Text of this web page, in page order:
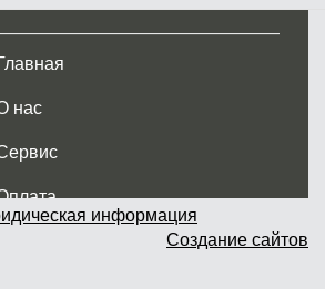
нас
Доставка и самовывоз
информация
Создание сайтов